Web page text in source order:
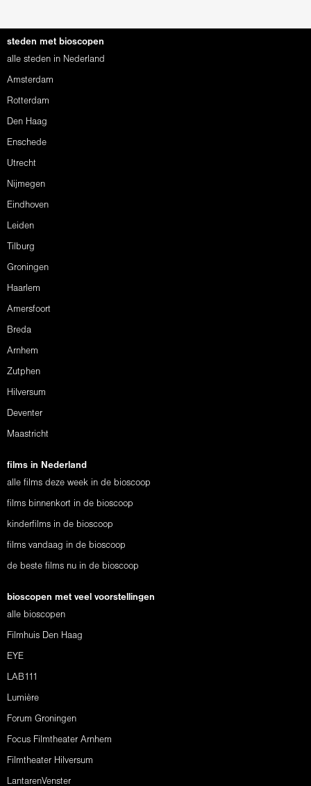
steden met bioscopen
alle steden in Nederland
Amsterdam
Rotterdam
Den Haag
Enschede
Utrecht
Nijmegen
Eindhoven
Leiden
Tilburg
Groningen
Haarlem
Amersfoort
Breda
Arnhem
Zutphen
Hilversum
Deventer
Maastricht
films in Nederland
alle films deze week in de bioscoop
films binnenkort in de bioscoop
kinderfilms in de bioscoop
films vandaag in de bioscoop
de beste films nu in de bioscoop
bioscopen met veel voorstellingen
alle bioscopen
Filmhuis Den Haag
EYE
LAB111
Lumière
Forum Groningen
Focus Filmtheater Arnhem
Filmtheater Hilversum
LantarenVenster